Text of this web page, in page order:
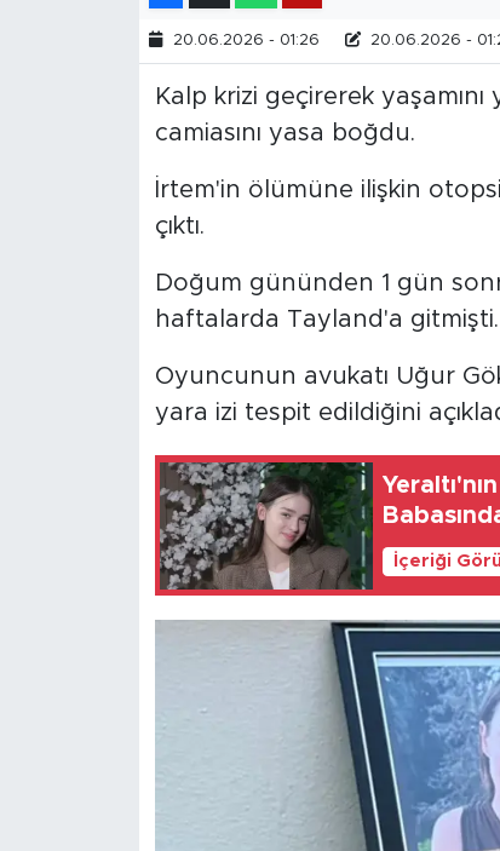
20.06.2026 - 01:26 20.06.2026 -
Kalp krizi geçirerek
camiasını yasa boğdu.
İrtem'in ölümüne ilişkin
çıktı.
Doğum gününden 1 gün
haftalarda Tayland'a gitmişti.
Oyuncunun avukatı Uğur
yara izi tespit edildiğini
İçeriği